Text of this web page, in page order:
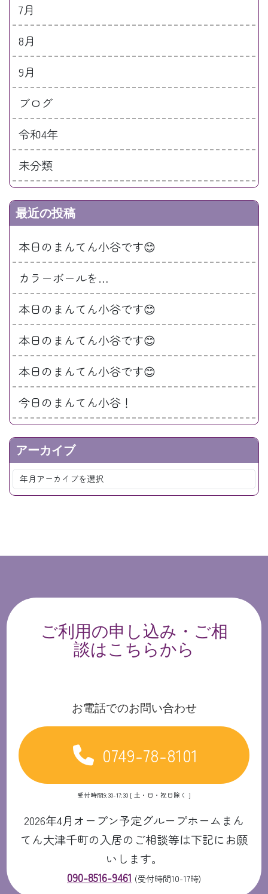
7月
8月
9月
ブログ
令和4年
未分類
最近の投稿
本日のまんてん小谷です😊
カラーボールを…
本日のまんてん小谷です😊
本日のまんてん小谷です😊
本日のまんてん小谷です😊
今日のまんてん小谷！
アーカイブ
ご利用の申し込み・ご相
談はこちらから
お電話でのお問い合わせ
0749-78-8101
受付時間9:30-17:30 [ 土・日・祝日除く ]
2026年4月オープン予定グループホームまん
てん大津千町の入居のご相談等は下記にお願
いします。
090-8516-9461 (受付時間10-17時)